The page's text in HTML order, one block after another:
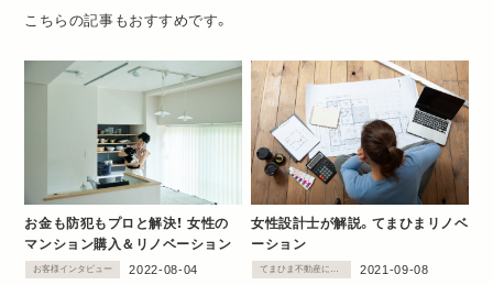
こちらの記事もおすすめです。
お金も防犯もプロと解決！ 女性の
マンション購入＆リノベーション
お客様インタビュー 2022-08-04
女性設計士が解説。てまひまリノベ
ーション
てまひま不動産について 2021-09-08